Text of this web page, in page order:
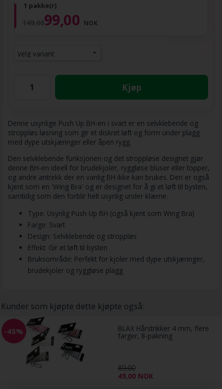
1 pakke(r)
99,00 NOK
Kjøp
Denne usynlige Push Up BH-en i svart er en selvklebende og
stroppløs løsning som gir et diskret løft og form under plagg
med dype utskjæringer eller åpen rygg.
Den selvklebende funksjonen og det stroppløse designet gjør
denne BH-en ideell for brudekjoler, ryggløse bluser eller topper,
og andre antrekk der en vanlig BH ikke kan brukes. Den er også
kjent som en 'Wing Bra' og er designet for å gi et løft til bysten,
samtidig som den forblir helt usynlig under klærne.
Type: Usynlig Push Up BH (også kjent som Wing Bra)
Farge: Svart
Design: Selvklebende og stroppløs
Effekt: Gir et løft til bysten
Bruksområde: Perfekt for kjoler med dype utskjæringer,
brudekjoler og ryggløse plagg
Kunder som kjøpte dette kjøpte også:
-45% BLAX Hårstrikker 4 mm, flere
farger, 8-pakning
89,00
49,00 NOK